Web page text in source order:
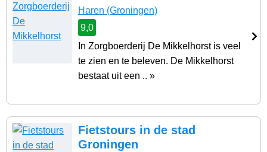
Haren (Groningen)
9,0
In Zorgboerderij De Mikkelhorst is veel
te zien en te beleven. De Mikkelhorst
bestaat uit een .. »
Fietstours in de stad
Groningen